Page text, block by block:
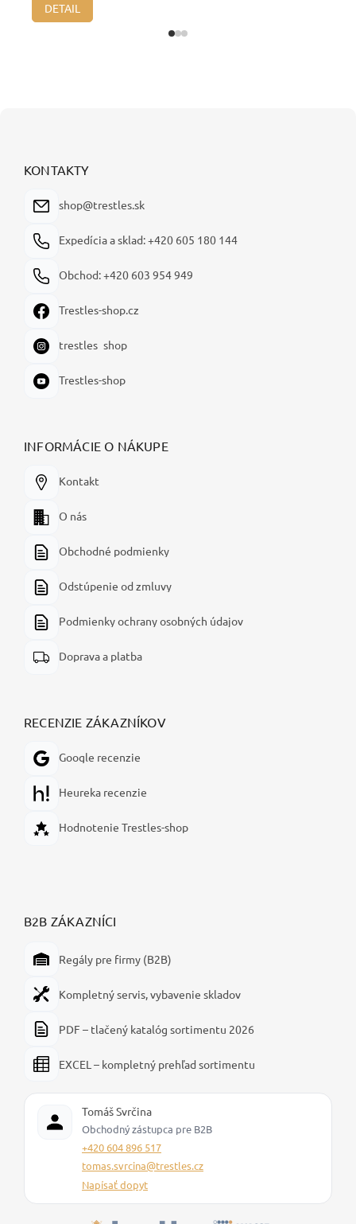
DETAIL
KONTAKTY
shop@trestles.sk
Expedícia a sklad: +420 605 180 144
Obchod: +420 603 954 949
Trestles-shop.cz
trestles_shop
Trestles-shop
INFORMÁCIE O NÁKUPE
Kontakt
O nás
Obchodné podmienky
Odstúpenie od zmluvy
Podmienky ochrany osobných údajov
Doprava a platba
RECENZIE ZÁKAZNÍKOV
Google recenzie
Heureka recenzie
Hodnotenie Trestles-shop
B2B ZÁKAZNÍCI
Regály pre firmy (B2B)
Kompletný servis, vybavenie skladov
PDF – tlačený katalóg sortimentu 2026
EXCEL – kompletný prehľad sortimentu
Tomáš Svrčina
Obchodný zástupca pre B2B
+420 604 896 517
tomas.svrcina@trestles.cz
Napísať dopyt